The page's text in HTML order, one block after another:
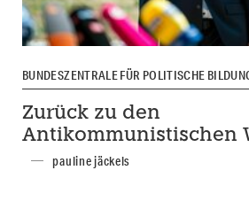
BUNDESZENTRALE FÜR POLITISCHE
Zurück zu den
Antikommunistischen
pauline jäckels